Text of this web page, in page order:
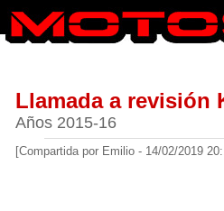
Llamada a revisión
Años 2015-16
[Compartida por Emilio - 14/02/2019